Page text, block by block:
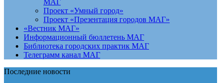
Проект «Умный город»
Проект «Презентация городов МАГ»
«Вестник МАГ»
Информационный бюллетень МАГ
Библиотека городских практик МАГ
Телеграмм канал МАГ
Последние новости